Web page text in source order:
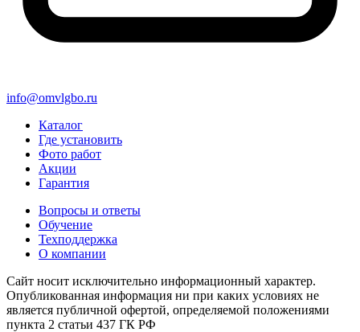
info@omvlgbo.ru
Каталог
Где установить
Фото работ
Акции
Гарантия
Вопросы и ответы
Обучение
Техподдержка
О компании
Сайт носит исключительно информационный характер.
Опубликованная информация ни при каких условиях не
является публичной офертой, определяемой положениями
пункта 2 статьи 437 ГК РФ